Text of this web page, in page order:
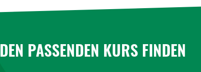
DEN PASSENDEN KURS FINDEN